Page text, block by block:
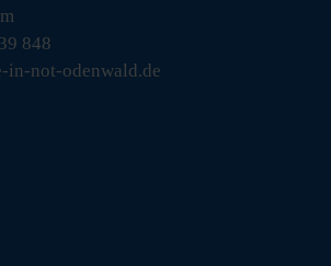
848
not-odenwald.de